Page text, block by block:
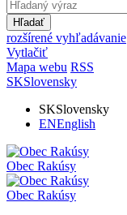
Hľadať
rozšírené vyhľadávanie
Vytlačiť
Mapa webu RSS
SKSlovensky
SKSlovensky
ENEnglish
Obec Rakúsy
Obec Rakúsy